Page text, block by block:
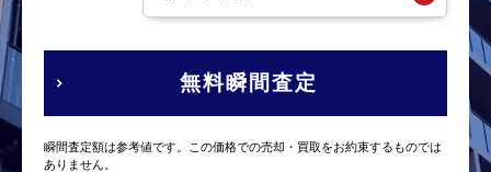
無料瞬間査定
瞬間査定額は参考値です。この価格での売却・買取をお約束するものでは
ありません。